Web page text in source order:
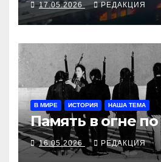
17.05.2026 РЕДАКЦИЯ
В МИРЕ ИСТОРИЯ НАША ТЕМА
Память в огне
16.05.2026 РЕДАКЦИЯ